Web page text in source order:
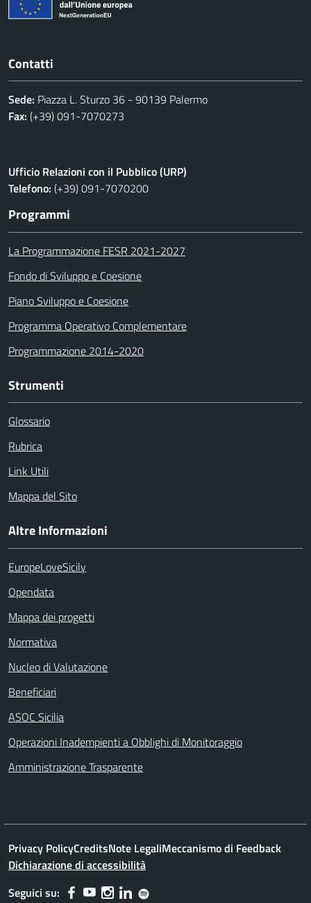
Contatti
Sede: Piazza L. Sturzo 36 - 90139 Palermo
Fax: (+39) 091-7070273
Ufficio Relazioni con il Pubblico (URP)
Telefono: (+39) 091-7070200
Programmi
La Programmazione FESR 2021-2027
Fondo di Sviluppo e Coesione
Piano Sviluppo e Coesione
Programma Operativo Complementare
Programmazione 2014-2020
Strumenti
Glossario
Rubrica
Link Utili
Mappa del Sito
Altre Informazioni
EuropeLoveSicily
Opendata
Mappa dei progetti
Normativa
Nucleo di Valutazione
Beneficiari
ASOC Sicilia
Operazioni Inadempienti a Obblighi di Monitoraggio
Amministrazione Trasparente
Privacy PolicyCreditsNote LegaliMeccanismo di Feedback
Dichiarazione di accessibilità
Seguici su: